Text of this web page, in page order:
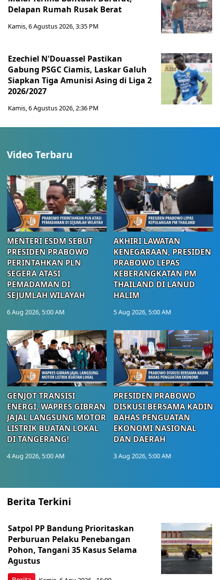
Delapan Rumah Rusak Berat
Kamis, 6 Agustus 2026, 3:35 PM
Ezechiel N'Douassel Pastikan
Gabung PSGC Ciamis, Laskar Galuh
Siapkan Tiga Amunisi Asing di Liga 2
2026/2027
Kamis, 6 Agustus 2026, 2:36 PM
Video Terbaru
MENTERI ESDM SEBUT
PRESIDEN PRABOWO
PERINTAHKAN PLN
SEGERA ATASI
PEMADAMAN DI
SEJUMLAH WILAYAH
6 Aug 2026, 5:00 AM
AKHIRI LAWATAN
KENEGARAAN, PRESIDEN
PRABOWO LEPAS
KEBERANGKATAN PM
THAILAND DI LANUD
HALIM
5 Aug 2026, 5:00 AM
GENJOT TRANSISI
ENERGI, WAPRES GIBRAN
JAJAL LANGSUNG MOTOR
LISTRIK BUATAN LOKAL
DI TANGERANG!
4 Aug 2026, 5:00 AM
PRESIDEN PRABOWO
DISKUSI BERSAMA KADIN
BAHAS PENGUATAN
EKONOMI NASIONAL
DAN DAERAH
3 Aug 2026, 5:00 AM
Berita Terkini
Satpol PP Bandung Prioritaskan
Perburuan Pelaku Penebangan
Pohon, Tangani 35 Kasus Selama
Agustus